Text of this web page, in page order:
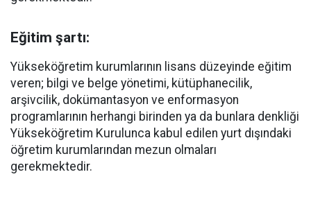
Eğitim şartı:
Yükseköğretim kurumlarının lisans düzeyinde eğitim
veren; bilgi ve belge yönetimi, kütüphanecilik,
arşivcilik, dokümantasyon ve enformasyon
programlarının herhangi birinden ya da bunlara denkliği
Yükseköğretim Kurulunca kabul edilen yurt dışındaki
öğretim kurumlarından mezun olmaları
gerekmektedir.